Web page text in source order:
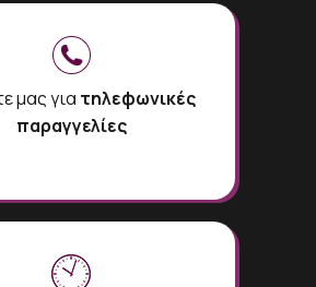
μας για τηλεφωνικές
παραγγελίες